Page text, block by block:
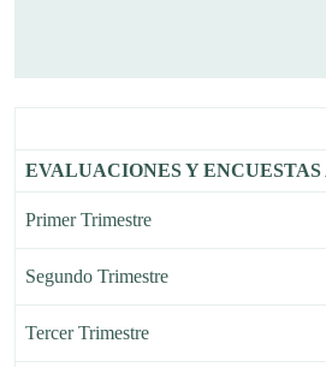
EVALUACIONES Y
Primer Trimestre
Segundo Trimestre
Tercer Trimestre